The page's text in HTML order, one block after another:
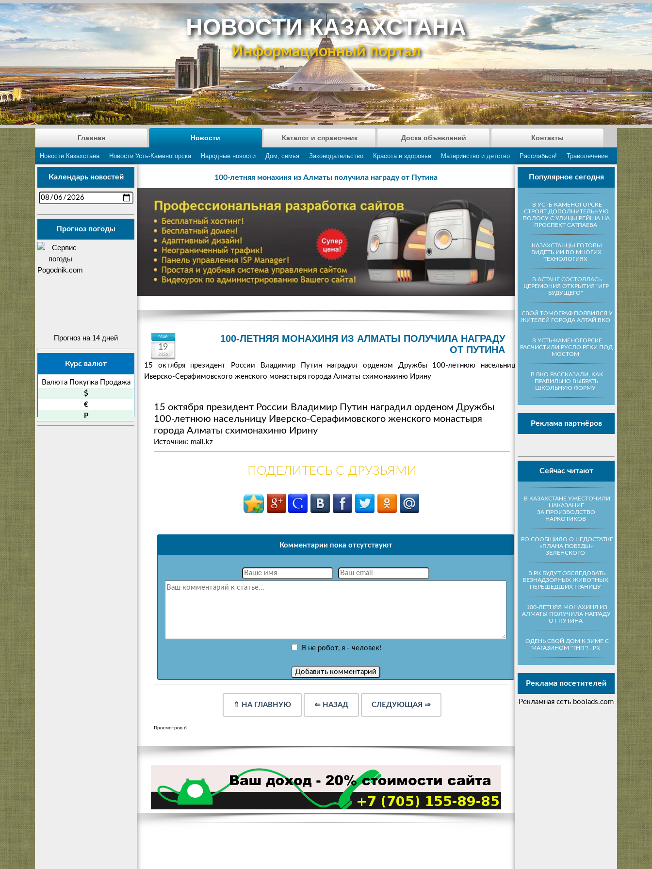
НОВОСТИ КАЗАХСТАНА
Информационный портал
Главная Новости
Новости Казахстана Новости Усть-Каменогорска Народные новости Дом, семья Законодательство Красота и здоровье Материнство и детство Расслабься! Траволечение
Каталог и справочник Доска объявлений Контакты
Популярное сегодня
В УСТЬ-КАМЕНОГОРСКЕ
СТРОЯТ ДОПОЛНИТЕЛЬНУЮ
ПОЛОСУ С УЛИЦЫ РЕЙША НА
ПРОСПЕКТ САТПАЕВА
КАЗАХСТАНЦЫ ГОТОВЫ
ВИДЕТЬ ИИ ВО МНОГИХ
ТЕХНОЛОГИЯХ
В АСТАНЕ СОСТОЯЛАСЬ
ЦЕРЕМОНИЯ ОТКРЫТИЯ "ИГР
БУДУЩЕГО"
СВОЙ ТОМОГРАФ ПОЯВИЛСЯ У
ЖИТЕЛЕЙ ГОРОДА АЛТАЙ ВКО
В УСТЬ-КАМЕНОГОРСКЕ
РАСЧИСТИЛИ РУСЛО РЕКИ ПОД
МОСТОМ
В ВКО РАССКАЗАЛИ, КАК
ПРАВИЛЬНО ВЫБРАТЬ
ШКОЛЬНУЮ ФОРМУ
Реклама партнёров
Сейчас читают
В КАЗАХСТАНЕ УЖЕСТОЧИЛИ
НАКАЗАНИЕ
ЗА ПРОИЗВОДСТВО
НАРКОТИКОВ
PO СООБЩИЛО О НЕДОСТАТКЕ
«ПЛАНА ПОБЕДЫ»
ЗЕЛЕНСКОГО
В РК БУДУТ ОБСЛЕДОВАТЬ
БЕЗНАДЗОРНЫХ ЖИВОТНЫХ,
ПЕРЕШЕДШИХ ГРАНИЦУ
100-ЛЕТНЯЯ МОНАХИНЯ ИЗ
АЛМАТЫ ПОЛУЧИЛА НАГРАДУ
ОТ ПУТИНА
ОДЕНЬ СВОЙ ДОМ К ЗИМЕ С
МАГАЗИНОМ "ТНП"! - PR
Реклама посетителей
Рекламная сеть boolads.com
Календарь новостей
Прогноз погоды
Прогноз на 14 дней
Курс валют
Валюта Покупка
Продажа
$
€
P
100-летняя монахиня из Алматы получила награду от Путина
Май
19
2026
100-ЛЕТНЯЯ МОНАХИНЯ ИЗ АЛМАТЫ ПОЛУЧИЛА НАГРАДУ
ОТ ПУТИНА
15 октября президент России Владимир Путин наградил орденом Дружбы 100-летнюю насельницу
Иверско-Серафимовского женского монастыря города Алматы схимонахиню Ирину
15 октября президент России Владимир Путин наградил орденом Дружбы
100-летнюю насельницу Иверско-Серафимовского женского монастыря
города Алматы схимонахиню Ирину
Источник: mail.kz
ПОДЕЛИТЕСЬ С ДРУЗЬЯМИ
Комментарии пока отсутствуют
Я не робот, я - человек!
⇑ НА ГЛАВНУЮ ⇐ НАЗАД СЛЕДУЮЩАЯ ⇒
Просмотров 6